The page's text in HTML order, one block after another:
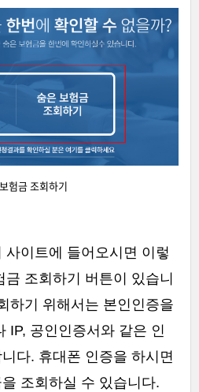
험금 조회하기
사이트에 들어오시면 이렇
조회하기 버튼이 있습니
하기 위해서는 본인인증을
IP, 공인인증서와 같은 인
다. 휴대폰 인증을 하시면
조회하실 수 있습니다.